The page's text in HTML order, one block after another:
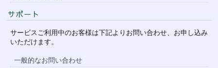
サービスご利用中のお客様は下記よりお問い合わせ、お申し込み
いただけます。
一般的なお問い合わせ